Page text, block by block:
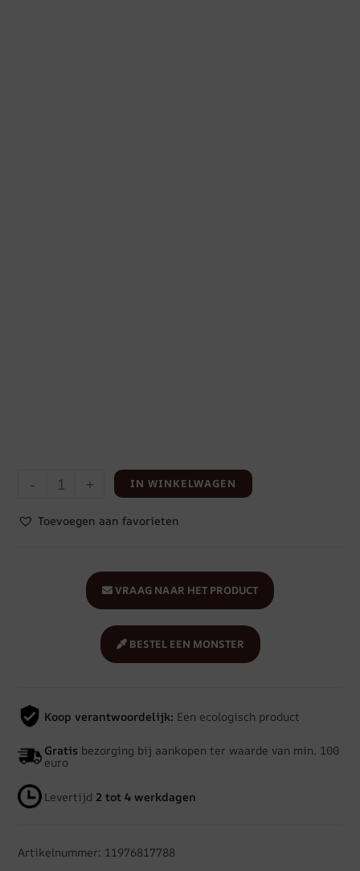
- + IN WINKELWAGEN
Toevoegen aan favorieten
BESTEL EEN MONSTER
VRAAG NAAR HET PRODUCT
Koop verantwoordelijk: Een ecologisch product
Gratis bezorging bij aankopen ter waarde van min. 100
euro
Levertijd 2 tot 4 werkdagen
Artikelnummer: 11976817788